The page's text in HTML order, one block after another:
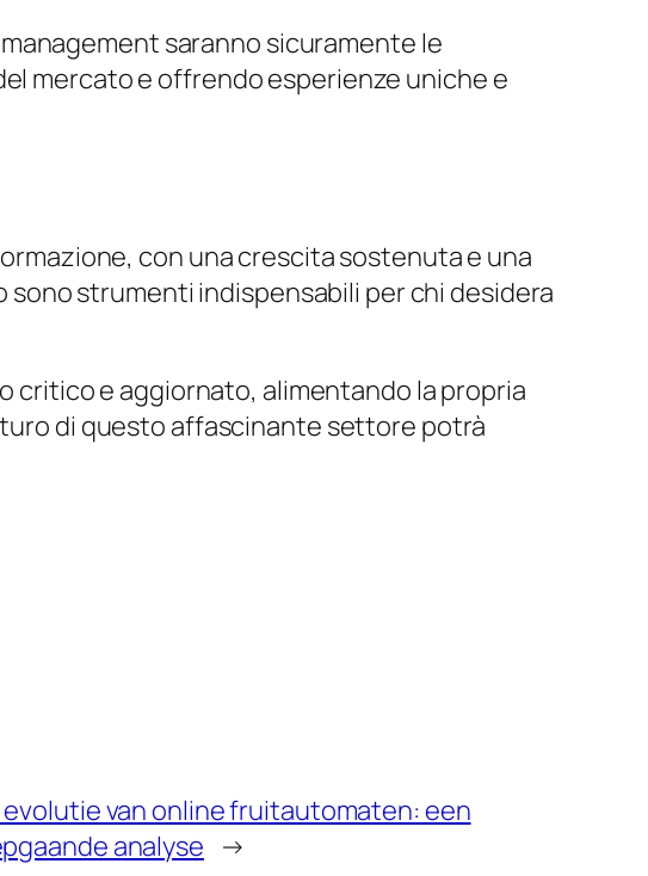
saranno sicuramente le
mercato e offrendo esperienze uniche e
con una crescita sostenuta e una
strumenti indispensabili per chi desidera
critico e aggiornato, alimentando la propria
di questo affascinante settore potrà
evolutie van online fruitautomaten: een
analyse →